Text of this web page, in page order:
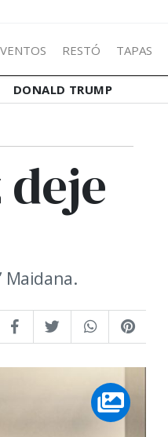
RESTÓ TAPAS
DONALD TRUMP
Maidana.